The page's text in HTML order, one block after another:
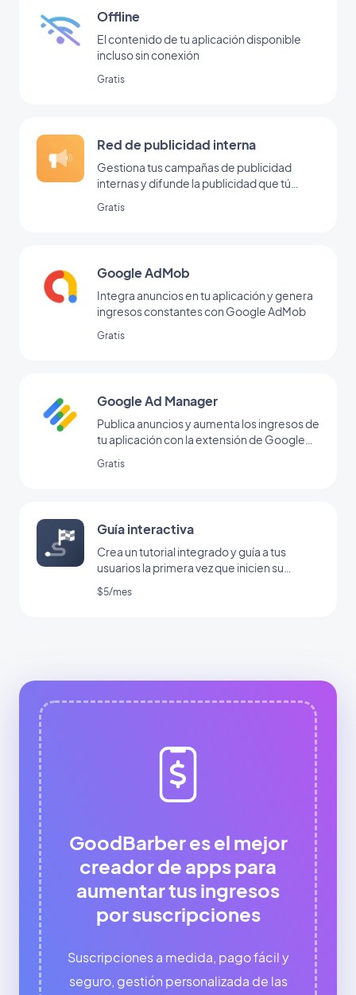
Offline
El contenido de tu aplicación disponible
incluso sin conexión
Gratis
Red de publicidad interna
Gestiona tus campañas de publicidad
internas y difunde la publicidad que tú
office
Gratis
Google AdMob
Integra anuncios en tu aplicación y genera
ingresos constantes con Google AdMob
Gratis
Google Ad Manager
Publica anuncios y aumenta los ingresos de
tu aplicación con la extensión de Google
Gratis
Guía interactiva
Crea un tutorial integrado y guía a tus
usuarios la primera vez que inicien su
aplicación
$5/mes
GoodBarber es el mejor
creador de apps para
aumentar tus ingresos
por suscripciones
Suscripciones a medida, pago fácil y
seguro, gestión personalizada de las